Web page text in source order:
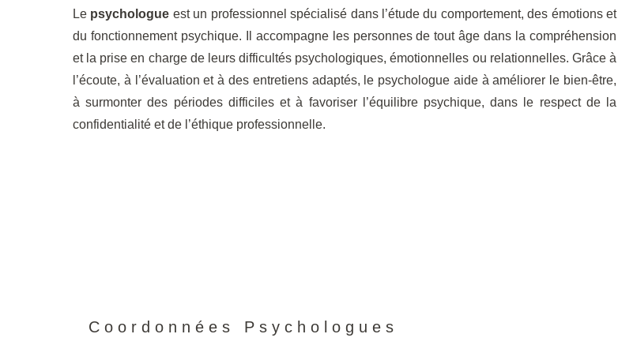
Le psychologue est un professionnel spécialisé dans l’étude du comportement, des émotions et
du fonctionnement psychique. Il accompagne les personnes de tout âge dans la compréhension
et la prise en charge de leurs difficultés psychologiques, émotionnelles ou relationnelles. Grâce à
l’écoute, à l’évaluation et à des entretiens adaptés, le psychologue aide à améliorer le bien-être,
à surmonter des périodes difficiles et à favoriser l’équilibre psychique, dans le respect de la
confidentialité et de l’éthique professionnelle.
Coordonnées Psychologues